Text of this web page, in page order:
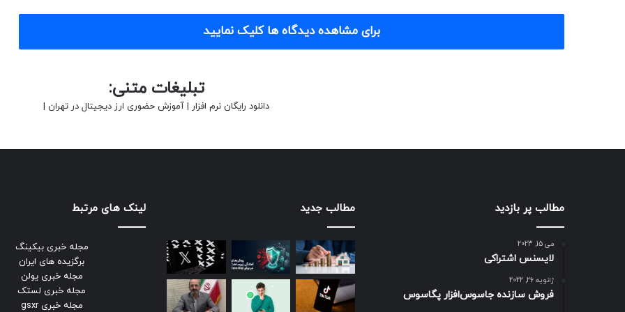
برای مشاهده دیدگاه ها کلیک نمایید
تبلیغات متنی:
دانلود رایگان نرم افزار آموزش حضوری ارز دیجیتال در تهران
مطالب پر بازدید
می 15, 2023
لایسنس اشتراکی
ژانویه 26, 2022
فروش سازنده جاسوس‌افزار پگاسوس
مطالب جدید لینک های مرتبط
مجله خبری بیکینگ
برگزیده های ایران
مجله خبری یولن
مجله خبری لستک
مجله خبری gsxr